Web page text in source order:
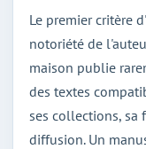
Le premier critère
notoriété de
maison publie
des textes
ses collections, sa
diffusion. Un